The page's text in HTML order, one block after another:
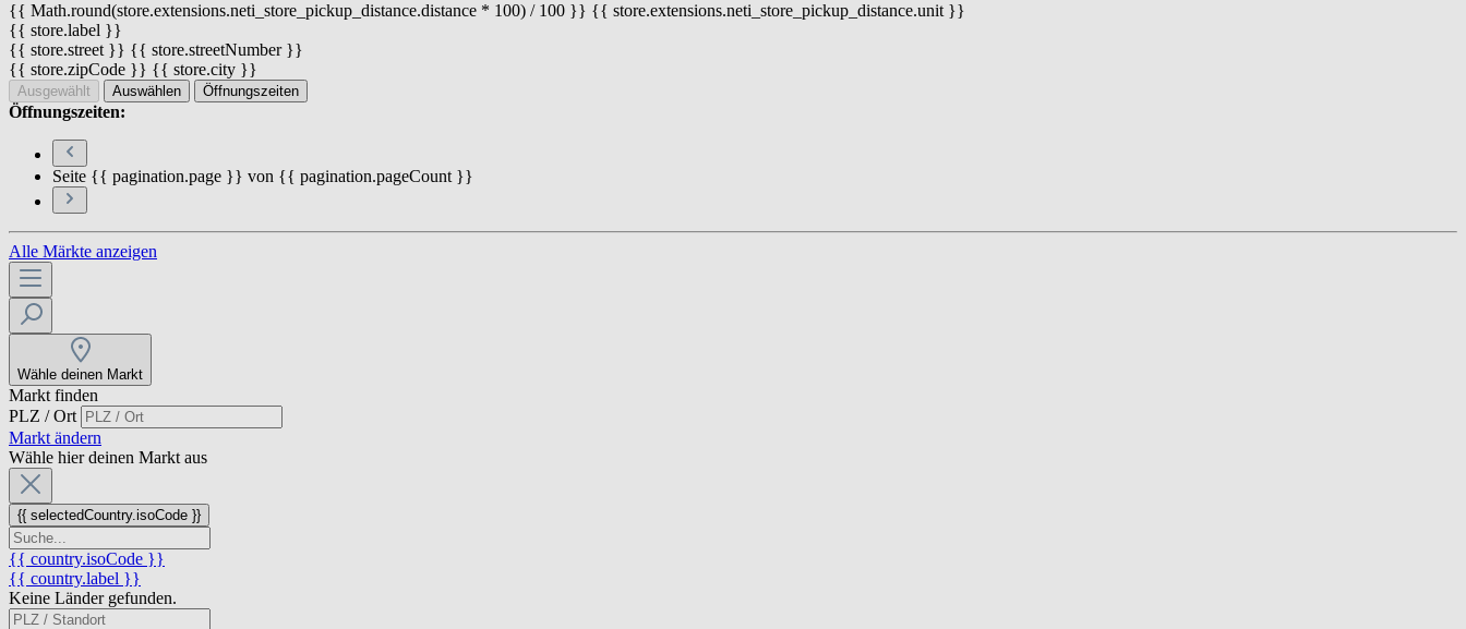
{{ Math.round(store.extensions.neti_store_pickup_distance.distance * 100) / 100 }} {{ store.extensions.neti_store_pickup_distance.unit }}
{{ store.label }}
{{ store.street }} {{ store.streetNumber }}
{{ store.zipCode }} {{ store.city }}
Ausgewählt Auswählen Öffnungszeiten
Öffnungszeiten:
Seite {{ pagination.page }} von {{ pagination.pageCount }}
Alle Märkte anzeigen
Wähle deinen Markt
Markt finden
PLZ / Ort
Markt ändern
Wähle hier deinen Markt aus
{{ selectedCountry.isoCode }}
{{ country.isoCode }}
{{ country.label }}
Keine Länder gefunden.